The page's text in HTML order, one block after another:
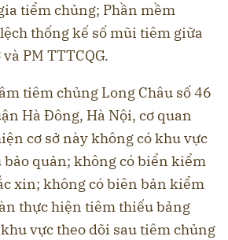
tiểm chủng; Phần mềm
thống kế số mũi tiêm giữa
PM TTTCQG.
tiêm chủng Long Châu số 46
Hà Đông, Hà Nội, cơ quan
cơ sở này không có khu vực
bảo quản; không có biển kiểm
xin; không có biên bản kiểm
thực hiện tiêm thiếu bảng
vực theo dõi sau tiêm chủng